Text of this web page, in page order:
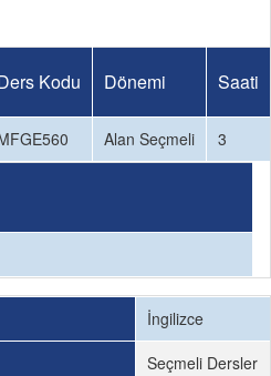
Kodu Dönemi Saati
Alan Seçmeli 3
İngilizce
Seçmeli Dersler